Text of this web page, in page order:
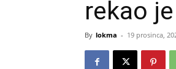
rekao
By lokma - 19 prosinca,